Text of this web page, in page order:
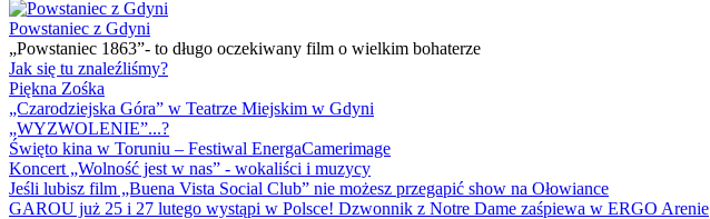
Powstaniec z Gdyni
„Powstaniec 1863”- to długo oczekiwany film o wielkim bohaterze
Jak się tu znaleźliśmy?
Piękna Zośka
„Czarodziejska Góra” w Teatrze Miejskim w Gdyni
„WYZWOLENIE”...?
Święto kina w Toruniu – Festiwal EnergaCamerimage
Koncert „Wolność jest w nas” - wokaliści i muzycy
Jeśli lubisz film „Buena Vista Social Club” nie możesz przegapić show na Ołowiance
GAROU już 25 i 27 lutego wystąpi w Polsce! Dzwonnik z Notre Dame zaśpiewa w ERGO Arenie